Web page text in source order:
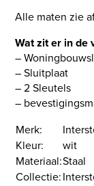
Alle maten zie
Wat zit er in de
–
– Sluitplaat
– 2 Sleutels
–
Merk:
Kleur:
wit
Materiaal:Staal
Collectie: